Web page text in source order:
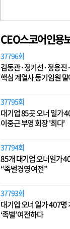
CEO스코어인용
37796회
김동관·정기선·정용진
핵심 계열사 등기임원
37795회
대기업 85곳 오너 일가
이중근 부영 회장 '최다'
37794회
85개 대기업 오너일가
“족벌경영 여전”
37793회
대기업 오너 일가 407
‘족벌’ 여전하다